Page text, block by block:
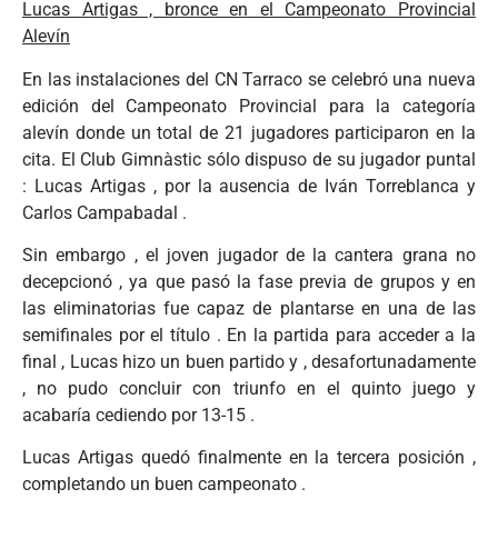
Lucas Artigas , bronce en el Campeonato Provincial
Alevín
En las instalaciones del CN ​​Tarraco se celebró una nueva
edición del Campeonato Provincial para la categoría
alevín donde un total de 21 jugadores participaron en la
cita. El Club Gimnàstic sólo dispuso de su jugador puntal
: Lucas Artigas , por la ausencia de Iván Torreblanca y
Carlos Campabadal .
Sin embargo , el joven jugador de la cantera grana no
decepcionó , ya que pasó la fase previa de grupos y en
las eliminatorias fue capaz de plantarse en una de las
semifinales por el título . En la partida para acceder a la
final , Lucas hizo un buen partido y , desafortunadamente
, no pudo concluir con triunfo en el quinto juego y
acabaría cediendo por 13-15 .
Lucas Artigas quedó finalmente en la tercera posición ,
completando un buen campeonato .